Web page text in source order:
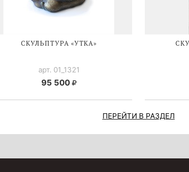
СКУЛЬПТУРА «УТКА»
арт. 01_1321
95 500
ПЕРЕЙТИ В РАЗДЕЛ